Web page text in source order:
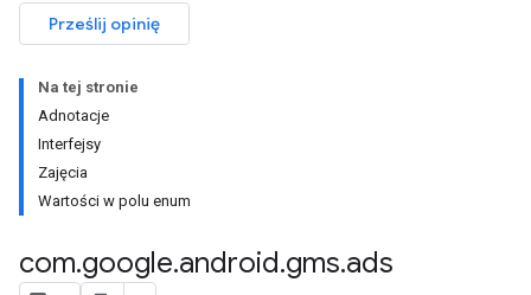
Prześlij opinię
Na tej stronie
Adnotacje
Interfejsy
Zajęcia
Wartości w polu enum
com.google.android.gms.ads